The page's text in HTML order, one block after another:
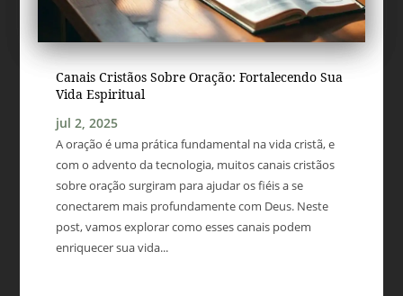
Canais Cristãos Sobre Oração: Fortalecendo Sua
Vida Espiritual
jul 2, 2025
A oração é uma prática fundamental na vida cristã, e
com o advento da tecnologia, muitos canais cristãos
sobre oração surgiram para ajudar os fiéis a se
conectarem mais profundamente com Deus. Neste
post, vamos explorar como esses canais podem
enriquecer sua vida...